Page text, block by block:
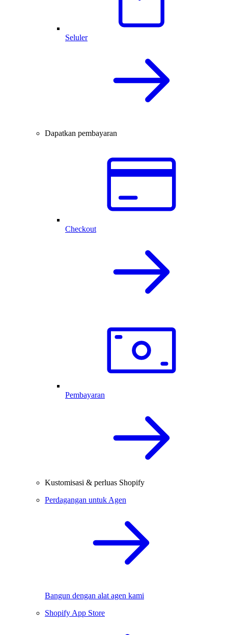
Seluler
Dapatkan pembayaran
Checkout
Pembayaran
Kustomisasi & perluas Shopify
Perdagangan untuk Agen
Bangun dengan alat agen kami
Shopify App Store